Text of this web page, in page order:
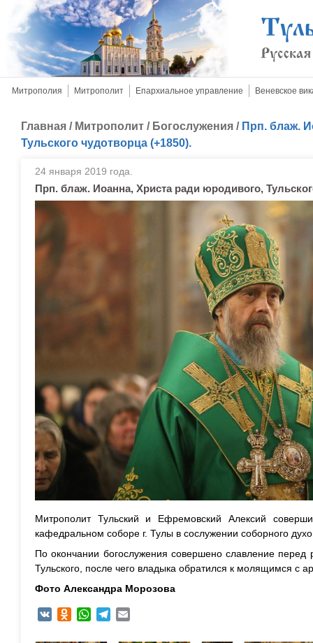
Митрополия Митрополит Епархиальное управление Веневское
Главная / Митрополит / Богослужения / Прп. блаж.
Тульского чудотворца (+1850).
24 января 2019 года.
Прп. блаж. Иоанна, Христа ради юродивого,
Митрополит Тульский и Ефремовский Алексий
кафедральном соборе г. Тулы в сослужении соборного
По окончании богослужения совершено славление
Тульского, после чего владыка обратился к молящимся с
Фото Александра Морозова
VK Odnoklassniki
WhatsAppTelegram